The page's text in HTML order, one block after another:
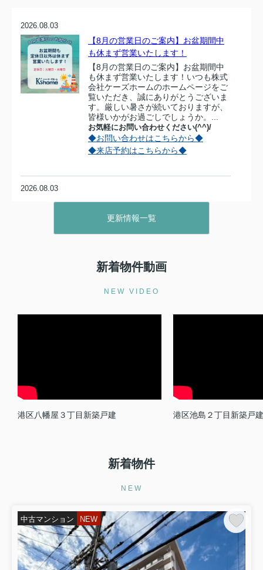
2026.08.03
【8月の営業日のご案内】お盆期間中
も休まず営業いたします！
【8月の営業日のご案内】お盆期間中
も休まず営業いたします！いつも株式
会社ケーズホームのホームページをご
覧いただき、誠にありがとうございま
す。厳しい暑さが続いておりますが、
皆様いかがお過ごしでしょうか。...
お気軽にお問い合わせください(^^)/
◆お問い合わせはこちらから◆
◆来店予約はこちらから◆
2026.08.03
持ち家売却で備える老後の安心資金！
住み替えや生活設計の考え方...
金だけで生活費や医療費をまかなえる
のか、万一の修繕費に備えられるの
お気軽にお問い合わせください(^^)/
◆売却査定はこちらから◆
家や土地をできるだけ早く、できれば
納得の価格で売却したい。そう考えた
とき、多くの方はまず大手不動産会社
◆来店予約はこちらから◆
2026.07.20
大阪市城東区で共働き子育て世帯に最
適な駅近は？物件選びのコツ...
更新情報一覧
新着物件動画
NEW VIDEO
港区八幡屋３丁目新築戸建 港区池島２丁目新築戸建
新着物件
NEW
中古マンション NEW